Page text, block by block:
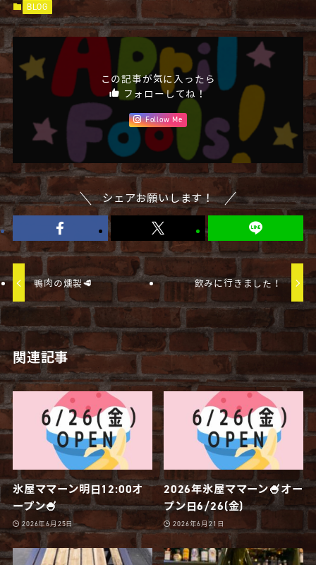
BLOG
この記事が気に入ったら
フォローしてね！
Follow Me
シェアお願いします！
鴨肉の燻製🥩 飲みに行きました！
関連記事
氷屋ママーン明日12:00オ
ープン🍧
2026年6月25日
2026年氷屋ママーン🍧オー
プン日6/26(金)
2026年6月21日